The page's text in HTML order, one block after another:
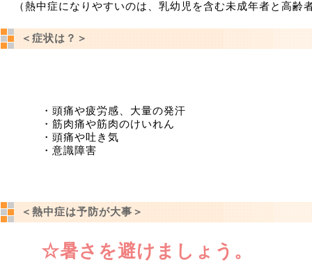
（熱中症になりやすいのは、乳幼児を含む未成年者と高齢
＜症状は？＞
・頭痛や疲労感、大量の発汗
・筋肉痛や筋肉のけいれん
・頭痛や吐き気
・意識障害
＜熱中症は予防が大事＞
☆暑さを避けましょう。